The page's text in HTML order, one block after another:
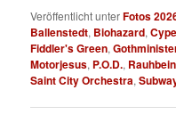
Veröffentlicht unterFotos
Ballenstedt, Biohazard,
Fiddler's Green,
Motorjesus, P.O.D., Rauhbein
Saint City Orchestra,